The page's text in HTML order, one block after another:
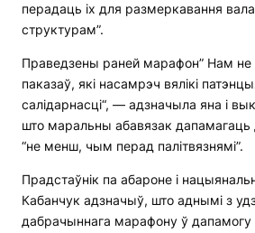
перадаць іх для размеркавання
структурам”.
Праведзены раней марафон” Нам не
паказаў, які насамрэч вялікі
салідарнасці“, — адзначыла яна і
што маральны абавязак дапамагаць
“не менш, чым перад палітвязнямі”.
Прадстаўнік па абароне і
Кабанчук адзначыў, што аднымі з
дабрачыннага марафону ў дапамогу